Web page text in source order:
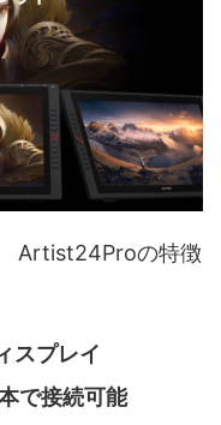
Artist24Proの特徴
スプレイ
で接続可能